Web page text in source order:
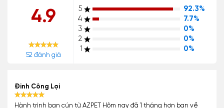
4.9
52 đánh giá
5
92.3%
4
7.7%
3
0%
2
0%
1
0%
Đinh Công Lợi
Hành trình bạn cún từ AZPET Hôm nay đã 1 tháng hơn bạn về